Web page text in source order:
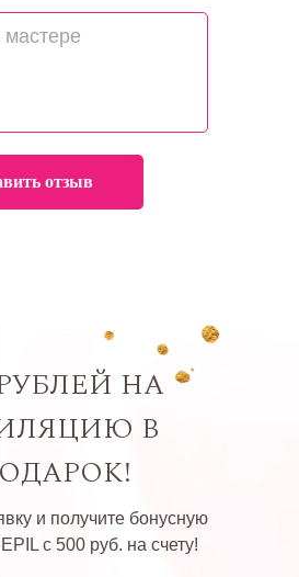
отзыв
РУБЛЕЙ НА
В
и получите бонусную
с 500 руб. на счету!